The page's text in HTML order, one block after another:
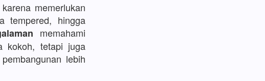
memerlukan
tempered, hingga
memahami
kokoh, tetapi juga
lebih